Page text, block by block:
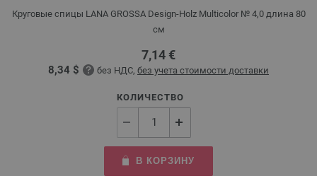
Круговые спицы LANA GROSSA Design-Holz Multicolor № 4,0 длина 80
см
7,14 €
8,34 $ без НДС, без учета стоимости доставки
КОЛИЧЕСТВО
В КОРЗИНУ